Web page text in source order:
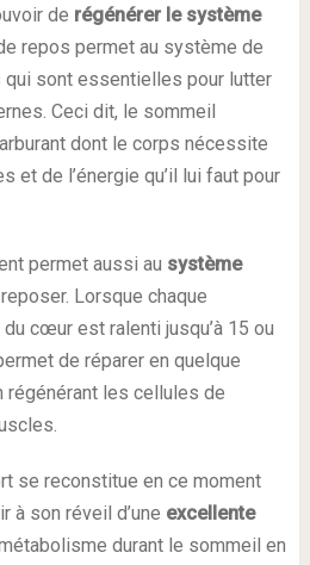
de régénérer le système
repos permet au système de
sont essentielles pour lutter
Ceci dit, le sommeil
dont le corps nécessite
et de l’énergie qu’il lui faut pour
permet aussi au système
Lorsque chaque
cœur est ralenti jusqu’à 15 ou
de réparer en quelque
régénérant les cellules de
se reconstitue en ce moment
à son réveil d’une excellente
durant le sommeil en